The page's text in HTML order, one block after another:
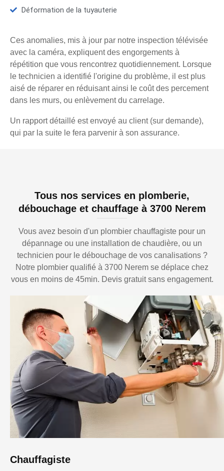
Déformation de la tuyauterie
Ces anomalies, mis à jour par notre inspection télévisée
avec la caméra, expliquent des engorgements à
répétition que vous rencontrez quotidiennement. Lorsque
le technicien a identifié l'origine du problème, il est plus
aisé de réparer en réduisant ainsi le coût des percement
dans les murs, ou enlèvement du carrelage.
Un rapport détaillé est envoyé au client (sur demande),
qui par la suite le fera parvenir à son assurance.
Tous nos services en plomberie,
débouchage et chauffage à 3700 Nerem
Vous avez besoin d'un plombier chauffagiste pour un
dépannage ou une installation de chaudière, ou un
technicien pour le débouchage de vos canalisations ?
Notre plombier qualifié à 3700 Nerem se déplace chez
vous en moins de 45min. Devis gratuit sans engagement.
Chauffagiste